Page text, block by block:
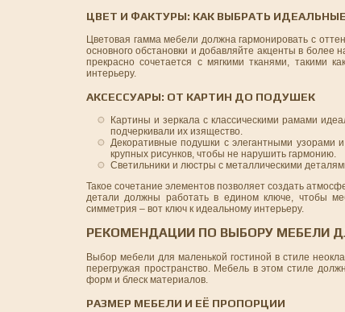
ЦВЕТ И ФАКТУРЫ: КАК ВЫБРАТЬ
Цветовая гамма мебели должна гармонировать с
основного обстановки и добавляйте акценты в
прекрасно сочетается с мягкими тканями, такими
интерьеру.
АКСЕССУАРЫ: ОТ КАРТИН ДО ПОДУШЕК
Картины и зеркала с классическими рамами
подчеркивали их изящество.
Декоративные подушки с элегантными узорами
крупных рисунков, чтобы не нарушить гармонию.
Светильники и люстры с металлическими
Такое сочетание элементов позволяет создать
детали должны работать в едином ключе, чтобы
симметрия – вот ключ к идеальному интерьеру.
РЕКОМЕНДАЦИИ ПО ВЫБОРУ МЕБЕЛИ
Выбор мебели для маленькой гостиной в стиле
перегружая пространство. Мебель в этом стиле
форм и блеск материалов.
РАЗМЕР МЕБЕЛИ И ЕЁ ПРОПОРЦИИ